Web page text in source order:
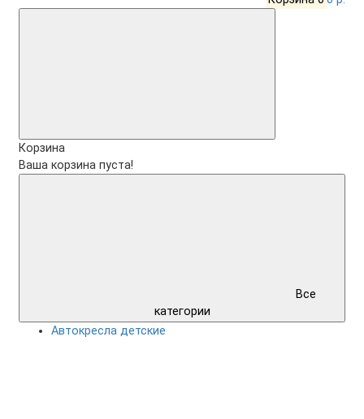
Корзина
Ваша корзина пуста!
Все
категории
Автокресла детские